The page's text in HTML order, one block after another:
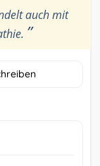
auch mit
”